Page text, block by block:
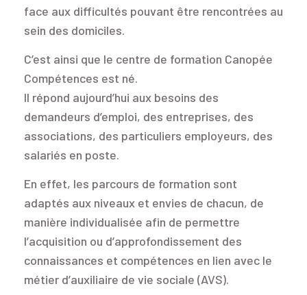
face aux difficultés pouvant être rencontrées au
sein des domiciles.
C’est ainsi que le centre de formation Canopée
Compétences est né.
Il répond aujourd’hui aux besoins des
demandeurs d’emploi, des entreprises, des
associations, des particuliers employeurs, des
salariés en poste.
En effet, les parcours de formation sont
adaptés aux niveaux et envies de chacun, de
manière individualisée afin de permettre
l’acquisition ou d’approfondissement des
connaissances et compétences en lien avec le
métier d’auxiliaire de vie sociale (AVS).